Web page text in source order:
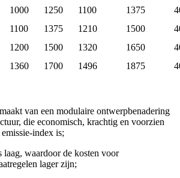
1000 1250 1100 1375
1100 1375 1210 1500
1200 1500 1320 1650
1360 1700 1496 1875
van een modulaire ontwerpbenadering
die economisch, krachtig en voorzien
index is;
waardoor de kosten voor
lager zijn;